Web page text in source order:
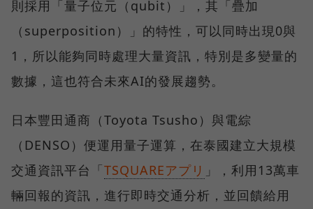
則採用「量子位元（qubit）」，其「疊加
（superposition）」的特性，可以同時出現0與
1，所以能夠同時處理大量資訊，特別是多變量的
數據，這也符合未來AI的發展趨勢。
日本豐田通商（Toyota Tsusho）與電綜
（DENSO）便運用量子運算，在泰國建立大規模
交通資訊平台「TSQUAREアプリ 」，利用13萬車
輛回報的資訊，進行即時交通分析，並回饋給用